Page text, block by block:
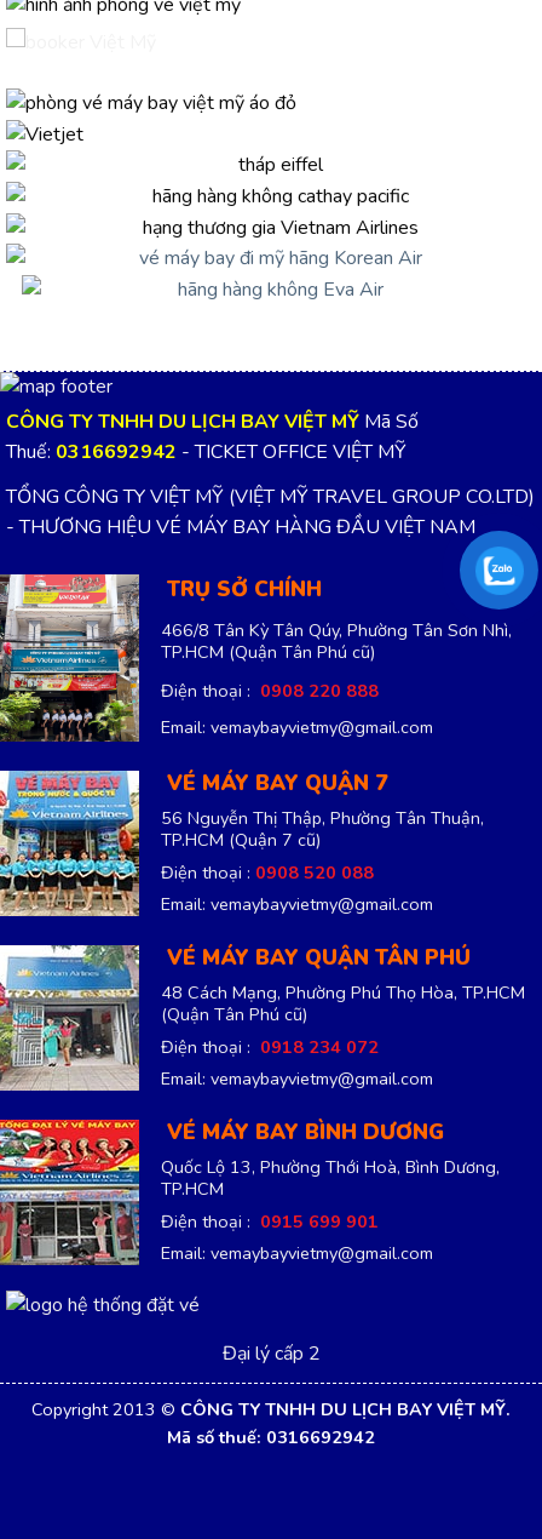
CÔNG TY TNHH DU LỊCH BAY VIỆT MỸ Mã Số
Thuế: 0316692942 - TICKET OFFICE VIỆT MỸ
TỔNG CÔNG TY VIỆT MỸ (VIỆT MỸ TRAVEL GROUP CO.LTD)
- THƯƠNG HIỆU VÉ MÁY BAY HÀNG ĐẦU VIỆT NAM
TRỤ SỞ CHÍNH
466/8 Tân Kỳ Tân Qúy, Phường Tân Sơn Nhì,
TP.HCM (Quận Tân Phú cũ)
Điện thoại : 0908 220 888
Email: vemaybayvietmy@gmail.com
VÉ MÁY BAY QUẬN 7
56 Nguyễn Thị Thập, Phường Tân Thuận,
TP.HCM (Quận 7 cũ)
Điện thoại : 0908 520 088
Email: vemaybayvietmy@gmail.com
VÉ MÁY BAY QUẬN TÂN PHÚ
48 Cách Mạng, Phường Phú Thọ Hòa, TP.HCM
(Quận Tân Phú cũ)
Điện thoại : 0918 234 072
Email: vemaybayvietmy@gmail.com
VÉ MÁY BAY BÌNH DƯƠNG
Quốc Lộ 13, Phường Thới Hoà, Bình Dương,
TP.HCM
Điện thoại : 0915 699 901
Email: vemaybayvietmy@gmail.com
Đại lý cấp 2
Copyright 2013 © CÔNG TY TNHH DU LỊCH BAY VIỆT MỸ.
Mã số thuế: 0316692942